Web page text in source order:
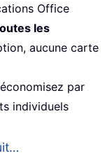
Office
les
aucune carte
par
individuels